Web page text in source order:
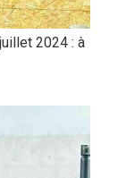
2024 : à